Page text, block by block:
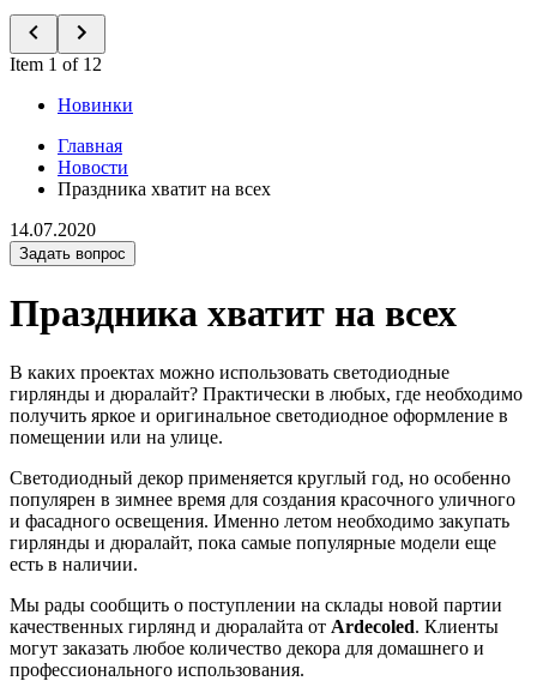
Item 1 of 12
Новинки
Главная
Новости
Праздника хватит на всех
14.07.2020
Задать вопрос
Праздника хватит на всех
В каких проектах можно использовать светодиодные
гирлянды и дюралайт? Практически в любых, где необходимо
получить яркое и оригинальное светодиодное оформление в
помещении или на улице.
Светодиодный декор применяется круглый год, но особенно
популярен в зимнее время для создания красочного уличного
и фасадного освещения. Именно летом необходимо закупать
гирлянды и дюралайт, пока самые популярные модели еще
есть в наличии.
Мы рады сообщить о поступлении на склады новой партии
качественных гирлянд и дюралайта от Ardecoled. Клиенты
могут заказать любое количество декора для домашнего и
профессионального использования.